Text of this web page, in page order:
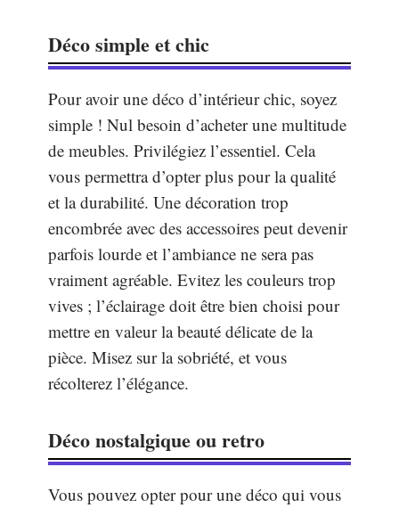
Déco simple et chic
Pour avoir une déco d’intérieur chic, soyez
simple ! Nul besoin d’acheter une multitude
de meubles. Privilégiez l’essentiel. Cela
vous permettra d’opter plus pour la qualité
et la durabilité. Une décoration trop
encombrée avec des accessoires peut devenir
parfois lourde et l’ambiance ne sera pas
vraiment agréable. Evitez les couleurs trop
vives ; l’éclairage doit être bien choisi pour
mettre en valeur la beauté délicate de la
pièce. Misez sur la sobriété, et vous
récolterez l’élégance.
Déco nostalgique ou retro
Vous pouvez opter pour une déco qui vous